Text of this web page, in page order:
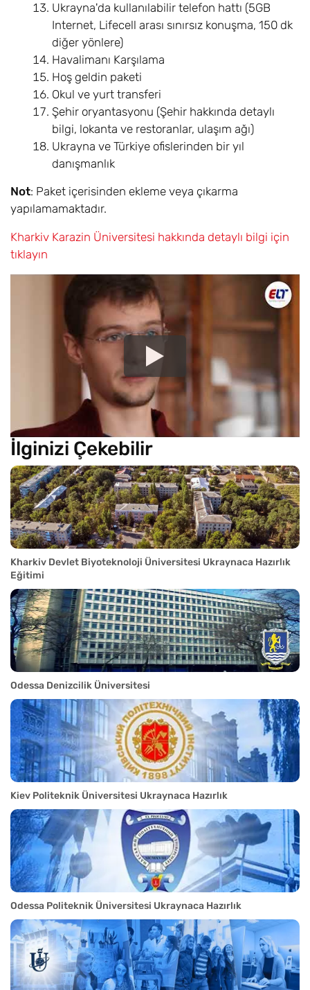
İlginizi Çekebilir
Kharkiv Devlet Biyoteknoloji Üniversitesi Ukraynaca Hazırlık
Eğitimi
Odessa Denizcilik Üniversitesi
Kiev Politeknik Üniversitesi Ukraynaca Hazırlık
Odessa Politeknik Üniversitesi Ukraynaca Hazırlık
Ukrayna'da kullanılabilir telefon hattı (5GB
Internet, Lifecell arası sınırsız konuşma, 150 dk
diğer yönlere)
Havalimanı Karşılama
Hoş geldin paketi
Okul ve yurt transferi
Şehir oryantasyonu (Şehir hakkında detaylı
bilgi, lokanta ve restoranlar, ulaşım ağı)
Ukrayna ve Türkiye ofislerinden bir yıl
danışmanlık
Not: Paket içerisinden ekleme veya çıkarma
yapılamamaktadır.
Kharkiv Karazin Üniversitesi hakkında detaylı bilgi için
tıklayın